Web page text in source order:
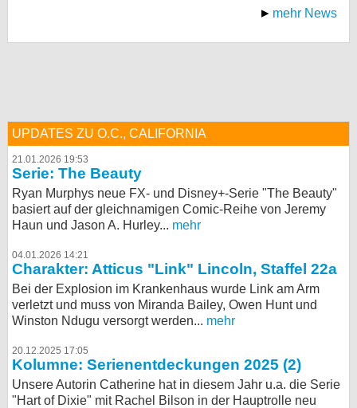
mehr News
UPDATES ZU O.C., CALIFORNIA
21.01.2026 19:53
Serie: The Beauty
Ryan Murphys neue FX- und Disney+-Serie "The Beauty"
basiert auf der gleichnamigen Comic-Reihe von Jeremy
Haun und Jason A. Hurley... mehr
04.01.2026 14:21
Charakter: Atticus "Link" Lincoln, Staffel 22a
Bei der Explosion im Krankenhaus wurde Link am Arm
verletzt und muss von Miranda Bailey, Owen Hunt und
Winston Ndugu versorgt werden... mehr
20.12.2025 17:05
Kolumne: Serienentdeckungen 2025 (2)
Unsere Autorin Catherine hat in diesem Jahr u.a. die Serie
"Hart of Dixie" mit Rachel Bilson in der Hauptrolle neu